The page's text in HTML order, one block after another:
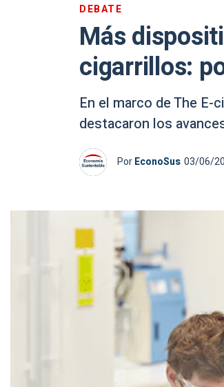
DEBATE
Más
cigarrillos:
En el marco de The
destacaron los
PorEconoSus 03/06/